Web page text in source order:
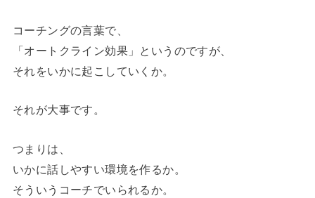
コーチングの言葉で、
「オートクライン効果」というのですが、
それをいかに起こしていくか。
それが大事です。
つまりは、
いかに話しやすい環境を作るか。
そういうコーチでいられるか。